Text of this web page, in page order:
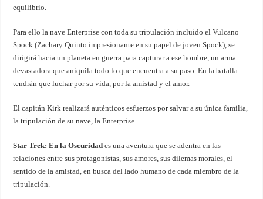
equilibrio.
Para ello la nave Enterprise con toda su tripulación incluido el Vulcano
Spock (Zachary Quinto impresionante en su papel de joven Spock), se
dirigirá hacia un planeta en guerra para capturar a ese hombre, un arma
devastadora que aniquila todo lo que encuentra a su paso. En la batalla
tendrán que luchar por su vida, por la amistad y el amor.
El capitán Kirk realizará auténticos esfuerzos por salvar a su única familia,
la tripulación de su nave, la Enterprise.
Star Trek: En la Oscuridad es una aventura que se adentra en las
relaciones entre sus protagonistas, sus amores, sus dilemas morales, el
sentido de la amistad, en busca del lado humano de cada miembro de la
tripulación.